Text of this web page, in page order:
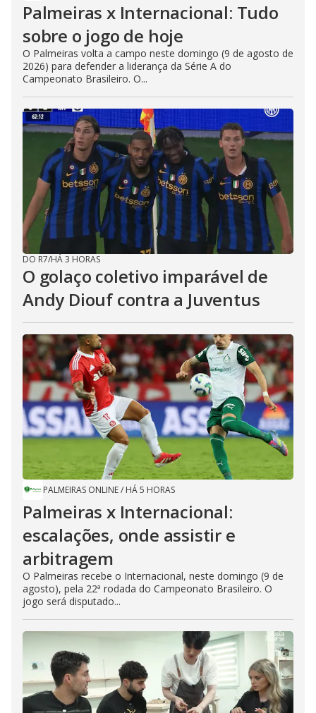
Palmeiras x Internacional: Tudo
sobre o jogo de hoje
O Palmeiras volta a campo neste domingo (9 de agosto de
2026) para defender a liderança da Série A do
Campeonato Brasileiro. O...
DO R7/HÁ 3 HORAS
O golaço coletivo imparável de
Andy Diouf contra a Juventus
PALMEIRAS ONLINE/ HÁ 5 HORAS
Palmeiras x Internacional:
escalações, onde assistir e
arbitragem
O Palmeiras recebe o Internacional, neste domingo (9 de
agosto), pela 22ª rodada do Campeonato Brasileiro. O
jogo será disputado...